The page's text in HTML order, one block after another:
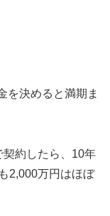
を決めると満期ま
約したら、10年
2,000万円はほぼ